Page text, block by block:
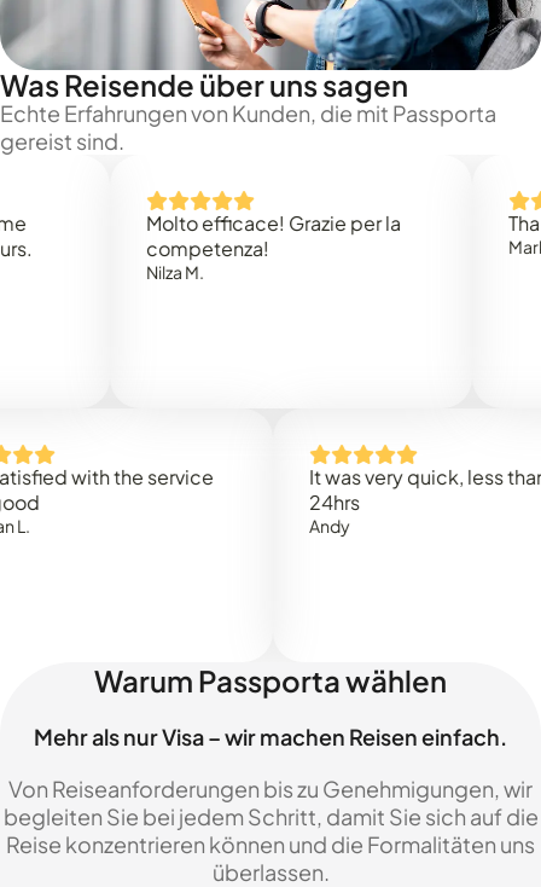
Was Reisende über uns sagen
Echte Erfahrungen von Kunden, die mit Passporta
gereist sind.
Molto efficace! Grazie per la
competenza!
Thank
Mark N.
with the service
It was very quick, less than
Warum Passporta wählen
Mehr als nur Visa – wir machen Reisen einfach.
Von Reiseanforderungen bis zu Genehmigungen, wir
begleiten Sie bei jedem Schritt, damit Sie sich auf die
Reise konzentrieren können und die Formalitäten uns
überlassen.